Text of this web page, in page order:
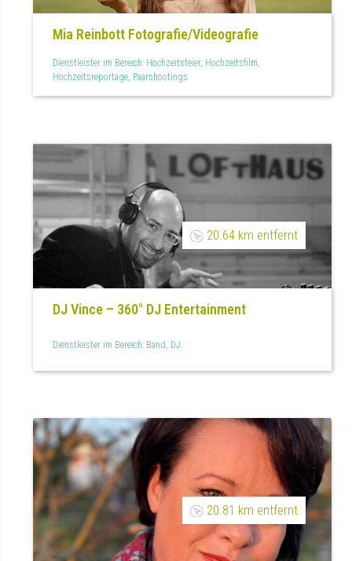
Mia Reinbott Fotografie/Videografie
Dienstleister im Bereich: Hochzeitsfeier, Hochzeitsfilm,
Hochzeitsreportage, Paarshootings
20.64 km entfernt
DJ Vince – 360° DJ Entertainment
Dienstleister im Bereich: Band, DJ
20.81 km entfernt